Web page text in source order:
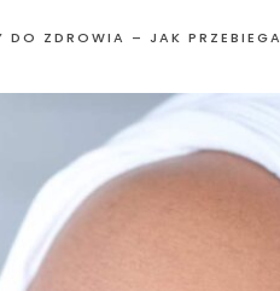
DO ZDROWIA – JAK